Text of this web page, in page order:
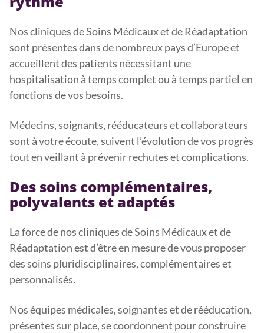
Nos cliniques de Soins Médicaux et de Réadaptation
sont présentes dans de nombreux pays d’Europe et
accueillent des patients nécessitant une
hospitalisation à temps complet ou à temps partiel en
fonctions de vos besoins.
Médecins, soignants, rééducateurs et collaborateurs
sont à votre écoute, suivent l’évolution de vos progrès
tout en veillant à prévenir rechutes et complications.
Des soins complémentaires,
polyvalents et adaptés
La force de nos cliniques de Soins Médicaux et de
Réadaptation est d’être en mesure de vous proposer
des soins pluridisciplinaires, complémentaires et
personnalisés.
Nos équipes médicales, soignantes et de rééducation,
présentes sur place, se coordonnent pour construire